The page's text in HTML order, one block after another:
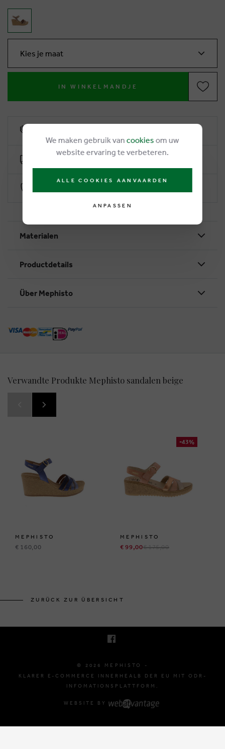
Kies je maat
IN WINKELMANDJE
Kostenlose Lieferung ab €50
Materialen
Productdetails
Über Mephisto
Verwandte Produkte Mephisto sandalen beige
MEPHISTO
€ 160,00
-43%
MEPHISTO
€ 99,00€ 175,00
ZURÜCK ZUR ÜBERSICHT
© 2026 MEPHISTO -
KLARER E-COMMERCE INNERHEALB DER EU MIT ODR-
INFOMATIONSPLATTFORM.
WEBSITE BY
We maken gebruik van cookies om uw
website ervaring te verbeteren.
ALLE COOKIES AANVAARDEN
ANPASSEN